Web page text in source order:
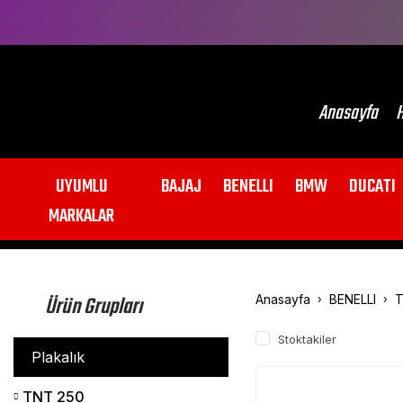
Anasayfa
UYUMLU
MARKALAR
BAJAJ BENELLI BMW DUCATI
Ürün Grupları
Plakalık
TNT 250
Anasayfa BENELLI
Stoktakiler